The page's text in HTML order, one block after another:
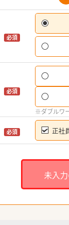
必須
必須
※ダブルワ
必須 正社
未入